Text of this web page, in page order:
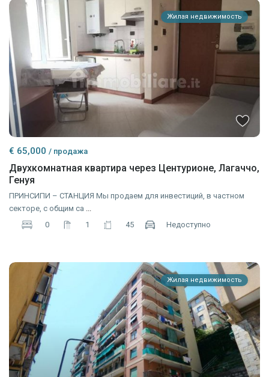
Жилая недвижимость
€ 65,000/ продажа
Двухкомнатная квартира через Центурионе, Лагаччо,
Генуя
ПРИНСИПИ – СТАНЦИЯ Мы продаем для инвестиций, в частном
секторе, с общим са ...
0
1 45 Недоступно
Жилая недвижимость